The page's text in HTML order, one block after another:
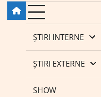
ȘTIRI INTERNE
ȘTIRI EXTERNE
SHOW